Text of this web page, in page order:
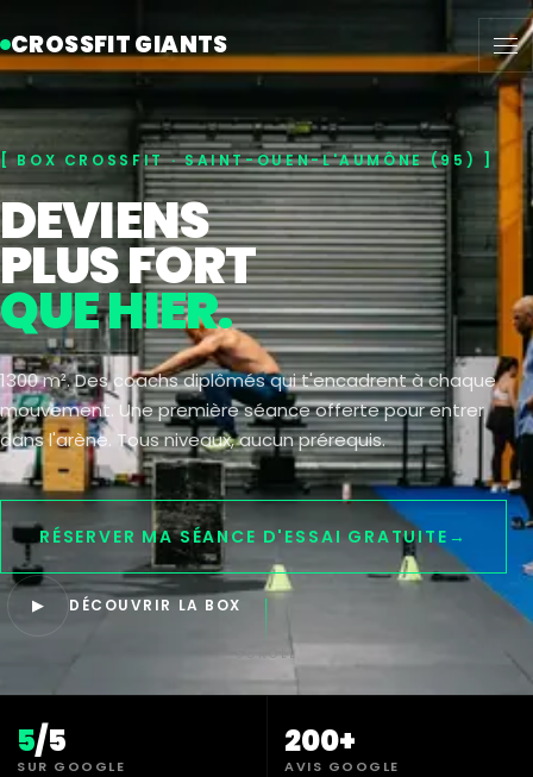
CROSSFIT GIANTS
BOX CROSSFIT · SAINT-OUEN-L'AUMÔNE (95)
DEVIENS
PLUS FORT
QUE HIER.
1300 m². Des coachs diplômés qui t'encadrent à chaque
mouvement. Une première séance offerte pour entrer
dans l'arène. Tous niveaux, aucun prérequis.
RÉSERVER MA SÉANCE D'ESSAI GRATUITE →
▶ DÉCOUVRIR LA BOX
SCROLL
5/5
SUR GOOGLE
200+
AVIS GOOGLE